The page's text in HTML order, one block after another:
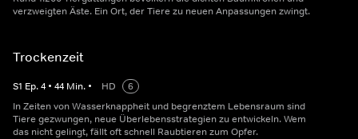
verzweigten Äste. Ein Ort, der Tiere zu neuen Anpassungen zwingt.
Trockenzeit
S1 Ep.4 • 44 Min. • HD
6
In Zeiten von Wasserknappheit und begrenztem Lebensraum sind
Tiere gezwungen, neue Überlebensstrategien zu entwickeln. Wem
das nicht gelingt, fällt oft schnell Raubtieren zum Opfer.